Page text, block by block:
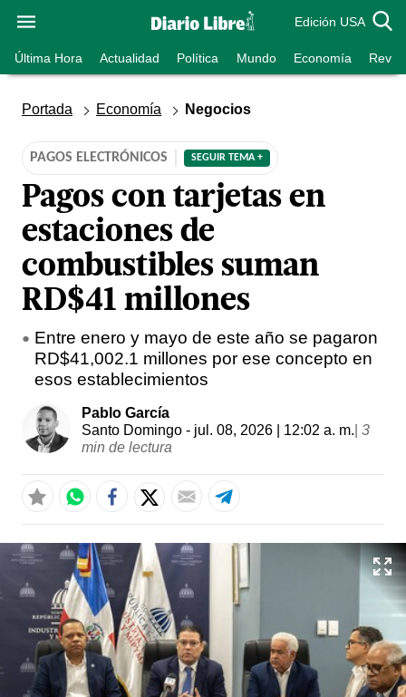
Edición USA
Última Hora Actualidad Política Mundo Economía
Portada Economía Negocios
PAGOS ELECTRÓNICOS SEGUIR TEMA +
Pagos con tarjetas en
estaciones de
combustibles suman
RD$41 millones
Entre enero y mayo de este año se pagaron
RD$41,002.1 millones por ese concepto en
esos establecimientos
Pablo García
Santo Domingo - jul. 08, 2026 | 12:02 a. m. 3
min de lectura